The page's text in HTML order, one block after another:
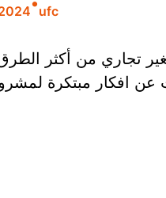
ufc
تجاري من أكثر الطرق